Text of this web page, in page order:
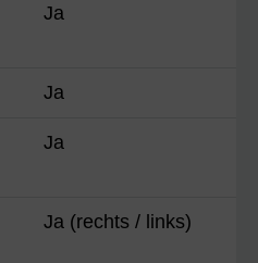
Ja
Ja
Ja
Ja (rechts / links)